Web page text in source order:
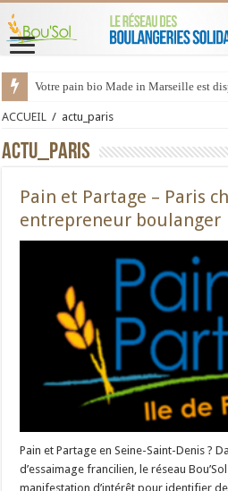
Votre pain bio Made in Marseille est
ACCUEIL / actu_paris
actu_paris
Pain et Partage – Paris
entrepreneur boulanger
Pain et Partage en Seine-Saint-Denis ?
d’essaimage francilien, le réseau
manifestation d’intérêt pour identifier